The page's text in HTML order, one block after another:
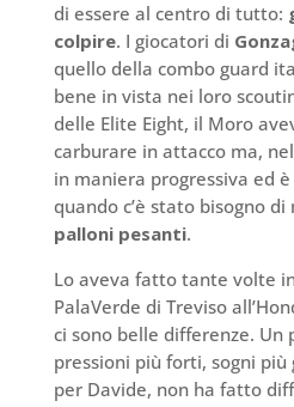
di essere al centro di tutto:
colpire. I giocatori di
quello della combo guard
bene in vista nei loro
delle Elite Eight, il Moro
carburare in attacco ma,
in maniera progressiva ed
quando c’è stato bisogno
palloni pesanti.
Lo aveva fatto tante volte
PalaVerde di Treviso
ci sono belle differenze. Un
pressioni più forti, sogni
per Davide, non ha fatto